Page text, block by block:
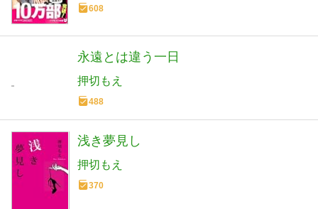
608
永遠とは違う一日
押切もえ
488
浅き夢見し
押切もえ
370